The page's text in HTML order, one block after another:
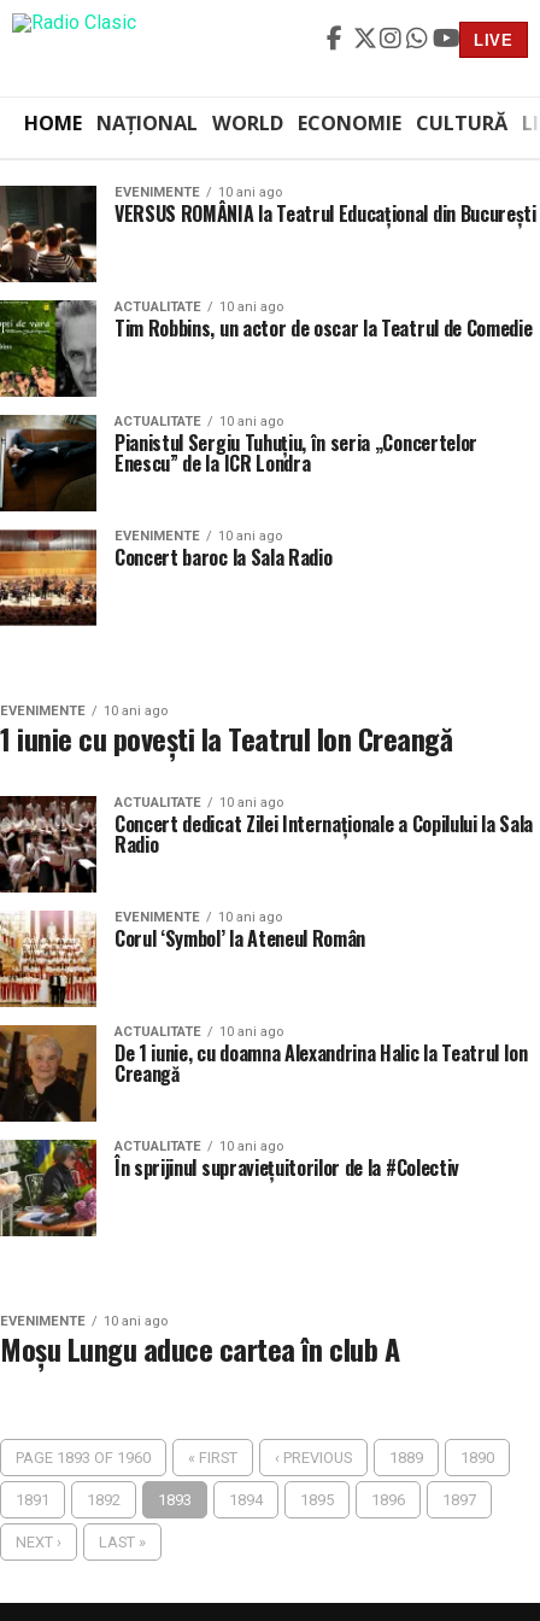
LIVE
HOME NAȚIONAL WORLD ECONOMIE CULTURĂ
EVENIMENTE 10 ani ago
VERSUS ROMÂNIA la Teatrul Educațional din București
ACTUALITATE 10 ani ago
Tim Robbins, un actor de oscar la Teatrul de Comedie
ACTUALITATE 10 ani ago
Pianistul Sergiu Tuhuţiu, în seria „Concertelor
Enescu” de la ICR Londra
EVENIMENTE 10 ani ago
Concert baroc la Sala Radio
EVENIMENTE 10 ani ago
1 iunie cu povești la Teatrul Ion Creangă
ACTUALITATE 10 ani ago
Concert dedicat Zilei Internaţionale a Copilului la Sala
Radio
EVENIMENTE 10 ani ago
Corul ‘Symbol’ la Ateneul Român
ACTUALITATE 10 ani ago
De 1 iunie, cu doamna Alexandrina Halic la Teatrul Ion
Creangă
ACTUALITATE 10 ani ago
În sprijinul supraviețuitorilor de la #Colectiv
EVENIMENTE 10 ani ago
Moşu Lungu aduce cartea în club A
PAGE 1893 OF 1960 « FIRST ‹ PREVIOUS 1889 1890
1891 1892 1893 1894 1895 1896 1897
NEXT › LAST »